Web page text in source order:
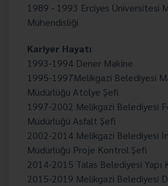
1989 - 1993 Erciyes Üniversitesi
Mühendisliği
Kariyer Hayatı
1993-1994 Dener Makine
1995-1997Melikgazi Belediyesi
Müdürlüğü Atölye Şefi
1997-2002 Melikgazi Belediyesi
Müdürlüğü Asfalt Şefi
2002-2014 Melikgazi Belediyesi
Müdürlüğü Proje Kontrol Şefi
2014-2015 Talas Belediyesi Yapı
2015-2019 Melikgazi Belediyesi